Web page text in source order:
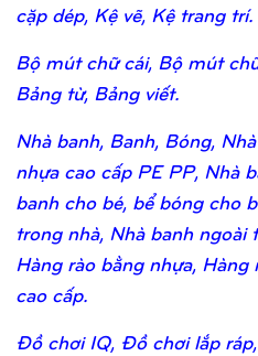
cặp dép, Kệ vẽ, Kệ trang trí.
Bộ mút chữ cái, Bộ mút
Bảng từ, Bảng viết.
Nhà banh, Banh, Bóng,
nhựa cao cấp PE PP, Nhà
banh cho bé, bể bóng cho
trong nhà, Nhà banh
Hàng rào bằng nhựa,
cao cấp.
Đồ chơi IQ, Đồ chơi lắp